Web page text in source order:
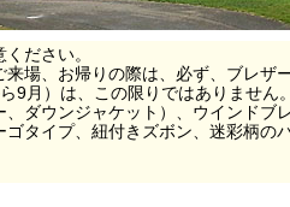
ださい。
来場、お帰りの際は、必ず、ブレザ
9月）は、この限りではありません
、ダウンジャケット）、ウインドブ
ゴタイプ、紐付きズボン、迷彩柄